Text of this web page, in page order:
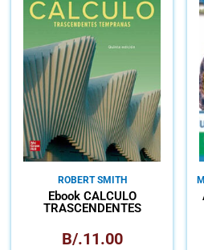
ROBERT SMITH
Ebook CÁLCULO
TRASCENDENTES
CONNECT
B/.11.00